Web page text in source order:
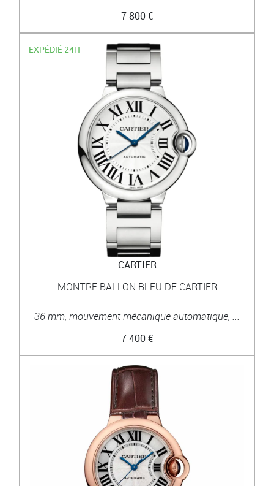
7 800 €
EXPÉDIÉ 24H
CARTIER
MONTRE BALLON BLEU DE CARTIER
36 mm, mouvement mécanique automatique, ...
7 400 €